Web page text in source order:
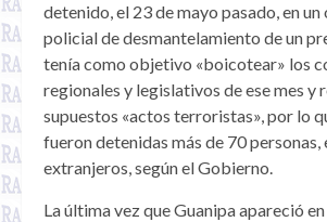
detenido, el 23 de mayo pasado, en
policial de desmantelamiento de un
tenía como objetivo «boicotear» los
regionales y legislativos de ese mes y
supuestos «actos terroristas», por lo
fueron detenidas más de 70 personas,
extranjeros, según el Gobierno.
La última vez que Guanipa apareció